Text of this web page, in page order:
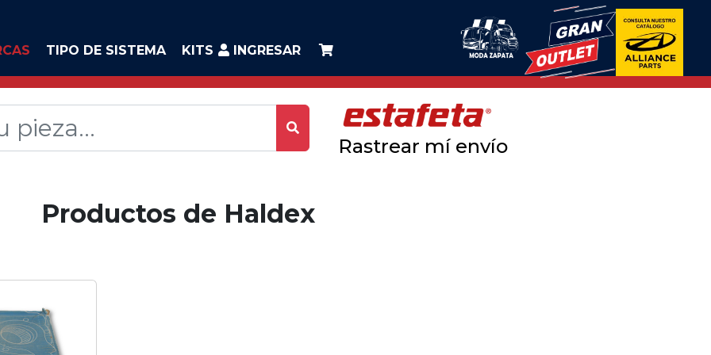
TIPO DE SISTEMA KITS INGRESAR
Rastrear mí envío
Productos de Haldex